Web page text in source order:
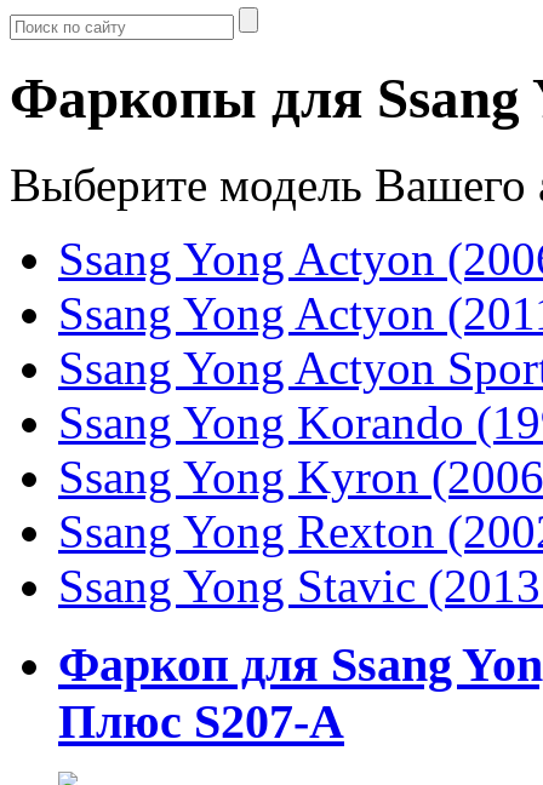
Фаркопы для Ssang
Выберите модель Вашего
Ssang Yong Actyon
Ssang Yong Actyon
Ssang Yong Actyon
Ssang Yong Korando
Ssang Yong Kyron
Ssang Yong Rexton
Ssang Yong Stavic
Фаркоп для Ssang
Плюс S207-A